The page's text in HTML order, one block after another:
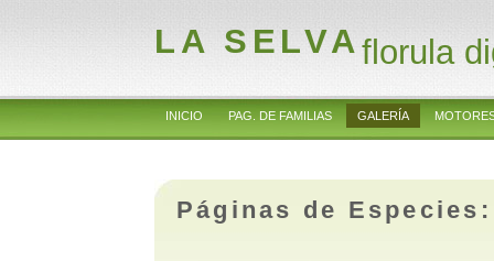
LA SELVAflorula
INICIO PAG. DE FAMILIAS GALERÍA
Páginas de